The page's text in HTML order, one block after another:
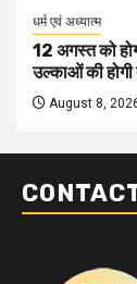
धर्म एवं अध्यात्म
12 अगस्त को
उल्काओं की होगी
August 8,